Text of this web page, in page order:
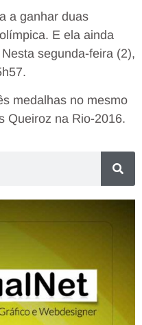
a ganhar duas
E ela ainda
segunda-feira (2),
medalhas no mesmo
Queiroz na Rio-2016.